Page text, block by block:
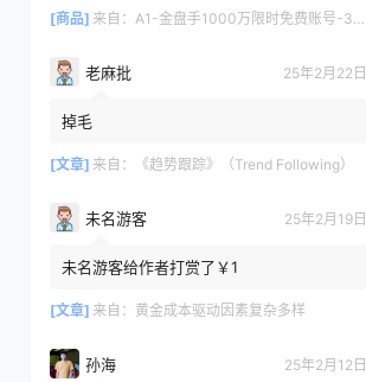
[商品] 来自： A1-金盘手1000万限时免费账号-30天/次/用户
老麻批 25年2月22日
掉毛
[文章] 来自： 《趋势跟踪》（Trend Following）
未名游客 25年2月19日
未名游客给作者打赏了￥1
[文章] 来自： 黄金成本驱动因素复杂多样
孙海 25年2月12日